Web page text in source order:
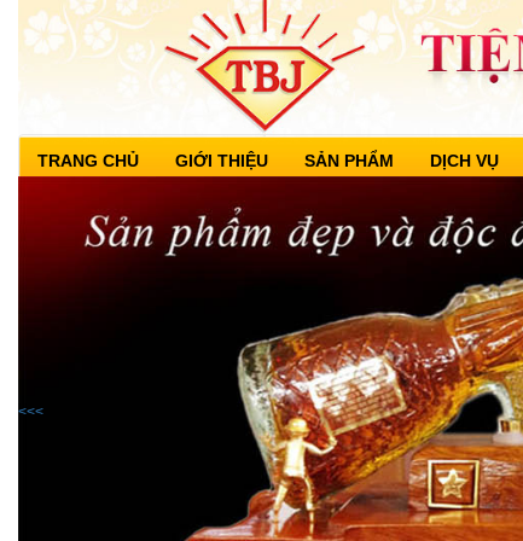
TRANG CHỦ GIỚI THIỆU SẢN PHẨM DỊCH VỤ
<<<